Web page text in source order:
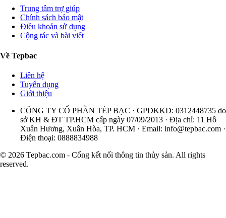
Trung tâm trợ giúp
Chính sách bảo mật
Điều khoản sử dụng
Cộng tác và bài viết
Về Tepbac
Liên hệ
Tuyển dụng
Giới thiệu
CÔNG TY CỔ PHẦN TÉP BẠC · GPDKKD: 0312448735 do
sở KH & ĐT TP.HCM cấp ngày 07/09/2013 · Địa chỉ: 11 Hồ
Xuân Hương, Xuân Hòa, TP. HCM · Email: info@tepbac.com ·
Điện thoại: 0888834988
© 2026 Tepbac.com - Cổng kết nối thông tin thủy sản. All rights
reserved.